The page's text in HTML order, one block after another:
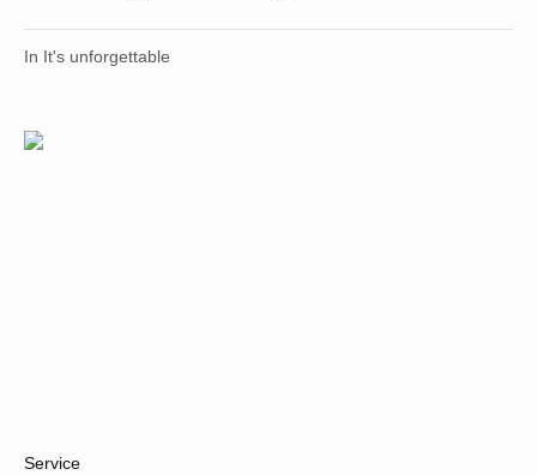
In It's unforgettable
Service